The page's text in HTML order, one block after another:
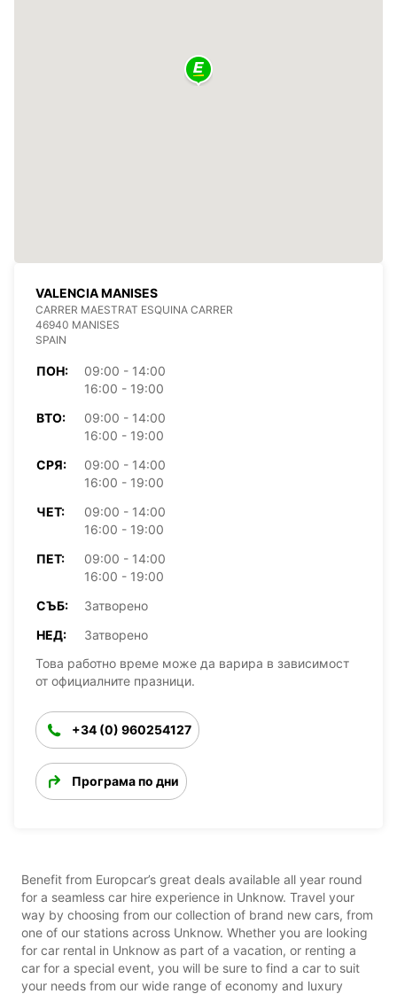
VALENCIA MANISES
CARRER MAESTRAT ESQUINA CARRER
46940 MANISES
SPAIN
ПОН:
09:00 - 14:00
16:00 - 19:00
ВТО:
09:00 - 14:00
16:00 - 19:00
СРЯ:
09:00 - 14:00
16:00 - 19:00
ЧЕТ:
09:00 - 14:00
16:00 - 19:00
ПЕТ:
09:00 - 14:00
16:00 - 19:00
СЪБ:
Затворено
НЕД:
Затворено
Това работно време може да варира в зависимост
от официалните празници.
+34 (0) 960254127
Програма по дни
Benefit from Europcar’s great deals available all year round
for a seamless car hire experience in Unknow. Travel your
way by choosing from our collection of brand new cars, from
one of our stations across Unknow. Whether you are looking
for car rental in Unknow as part of a vacation, or renting a
car for a special event, you will be sure to find a car to suit
your needs from our wide range of economy and luxury